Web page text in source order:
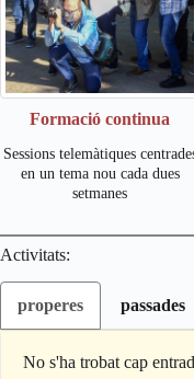
Formació continua
Sessions telemàtiques
en un tema nou cada dues
setmanes
Activitats:
properes passades
No s'ha trobat cap